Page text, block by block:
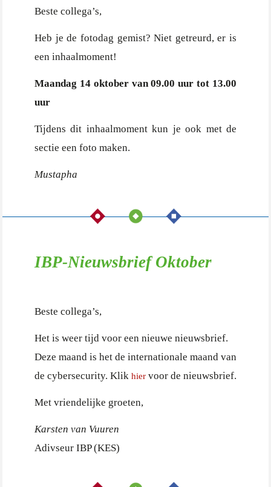
Beste collega’s,
Heb je de fotodag gemist? Niet getreurd, er is
een inhaalmoment!
Maandag 14 oktober van 09.00 uur tot 13.00
uur
Tijdens dit inhaalmoment kun je ook met de
sectie een foto maken.
Mustapha
IBP-Nieuwsbrief Oktober
Beste collega’s,
Het is weer tijd voor een nieuwe nieuwsbrief.
Deze maand is het de internationale maand van
de cybersecurity. Klik hiervoor de nieuwsbrief.
Met vriendelijke groeten,
Karsten van Vuuren
Adivseur IBP (KES)